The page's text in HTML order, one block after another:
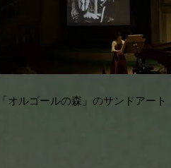
「オルゴールの森」のサンドアート